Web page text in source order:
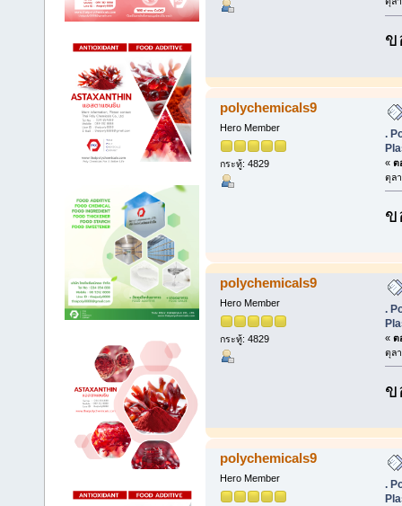
ข
polychemicals9
Hero Member
กระทู้: 4829
.
« ต
ตุล
ข
polychemicals9
Hero Member
กระทู้: 4829
.
« ต
ตุล
ข
polychemicals9
Hero Member
.